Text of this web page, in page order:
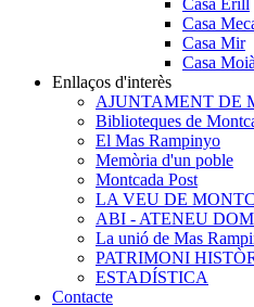
Casa Erill
Casa
Casa Mir
Casa Moià
Enllaços d'interès
AJUNTAMENT DE
Biblioteques de
El Mas Rampinyo
Memòria d'un poble
Montcada Post
LA VEU DE
ABI - ATENEU
La unió de Mas
PATRIMONI
ESTADÍSTICA
Contacte